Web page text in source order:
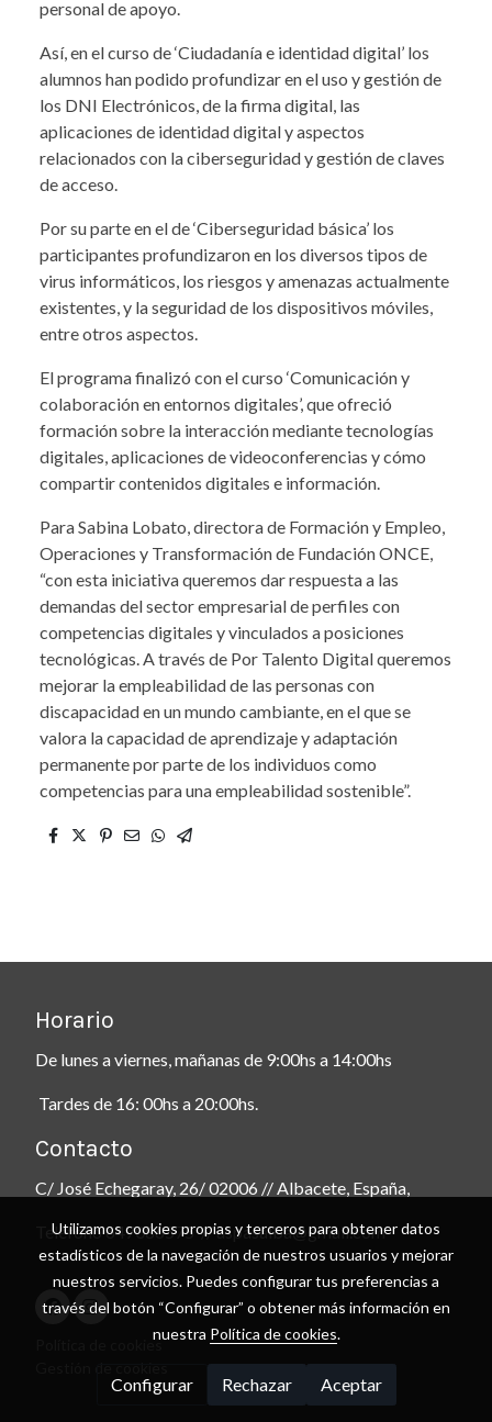
personal de apoyo.
Así, en el curso de ‘Ciudadanía e identidad digital’ los
alumnos han podido profundizar en el uso y gestión de
los DNI Electrónicos, de la firma digital, las
aplicaciones de identidad digital y aspectos
relacionados con la ciberseguridad y gestión de claves
de acceso.
Por su parte en el de ‘Ciberseguridad básica’ los
participantes profundizaron en los diversos tipos de
virus informáticos, los riesgos y amenazas actualmente
existentes, y la seguridad de los dispositivos móviles,
entre otros aspectos.
El programa finalizó con el curso ‘Comunicación y
colaboración en entornos digitales’, que ofreció
formación sobre la interacción mediante tecnologías
digitales, aplicaciones de videoconferencias y cómo
compartir contenidos digitales e información.
Para Sabina Lobato, directora de Formación y Empleo,
Operaciones y Transformación de Fundación ONCE,
“con esta iniciativa queremos dar respuesta a las
demandas del sector empresarial de perfiles con
competencias digitales y vinculados a posiciones
tecnológicas. A través de Por Talento Digital queremos
mejorar la empleabilidad de las personas con
discapacidad en un mundo cambiante, en el que se
valora la capacidad de aprendizaje y adaptación
permanente por parte de los individuos como
competencias para una empleabilidad sostenible”.
Horario
De lunes a viernes, mañanas de 9:00hs a 14:00hs
Tardes de 16: 00hs a 20:00hs.
Contacto
C/ José Echegaray, 26/ 02006 // Albacete, España,
Teléfono 647086575 // aspasalba@gmail.com
Política de cookies
Utilizamos cookies propias y terceros para obtener datos
estadísticos de la navegación de nuestros usuarios y mejorar
nuestros servicios. Puedes configurar tus preferencias a
través del botón “Configurar” o obtener más información en
nuestra Política de cookies.
Configurar Rechazar Aceptar